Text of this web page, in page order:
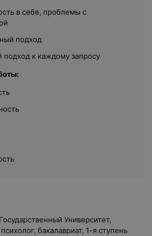
в себе, проблемы с
подход
подход к каждому запросу
Университет,
бакалавриат, 1-я ступень